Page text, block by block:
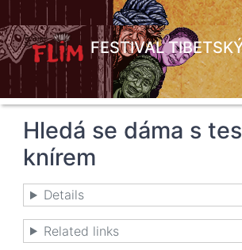
Přejít
k
hlavnímu
obsahu
FESTIVAL
Hledá se dáma s
knírem
Details
Related links